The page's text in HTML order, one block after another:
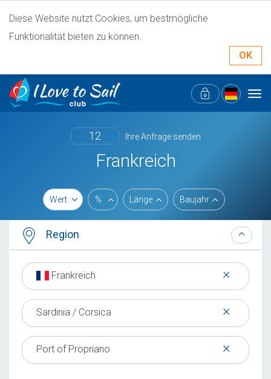
Diese Website nutzt Cookies, um bestmögliche
Funktionalität bieten zu können.
OK
12 Ihre Anfrage senden
Frankreich
Wert % Länge Baujahr
Region
×
Frankreich
×
Sardinia / Corsica
×
Port of Propriano